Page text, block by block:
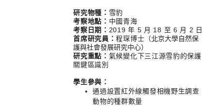
研究物種： 雪豹
考察地點： 中國青海
考察日期： 2019 年 5 月 18 至 6 月 2 日
首席研究員：程琛博士 （北京大學自然保
護與社會發展研究中心）
研究重點： 氣候變化下三江源雪豹的保護
關鍵區識別
學生參與：
通過設置紅外線觸發相機野生調查
動物的種群數量